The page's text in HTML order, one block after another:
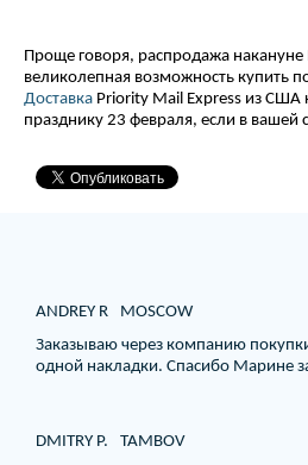
Проще говоря, распродажа
великолепная возможность купить
Доставка Priority Mail Express из США
празднику 23 февраля, если в вашей
ANDREY R MOSCOW
Заказываю через компанию
одной накладки. Спасибо Марине
DMITRY P. TAMBOV